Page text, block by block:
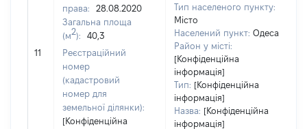
11
права:
28.08.2020
Загальна площа
(м2):
40,3
Реєстраційний
номер
(кадастровий
номер для
земельної ділянки):
[Конфіденційна
Тип населеного пункту:
Місто
Населений пункт: Одеса
Район у місті:
[Конфіденційна
інформація]
Тип: [Конфіденційна
інформація]
Назва: [Конфіденційна
інформація]